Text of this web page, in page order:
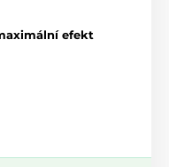
efekt